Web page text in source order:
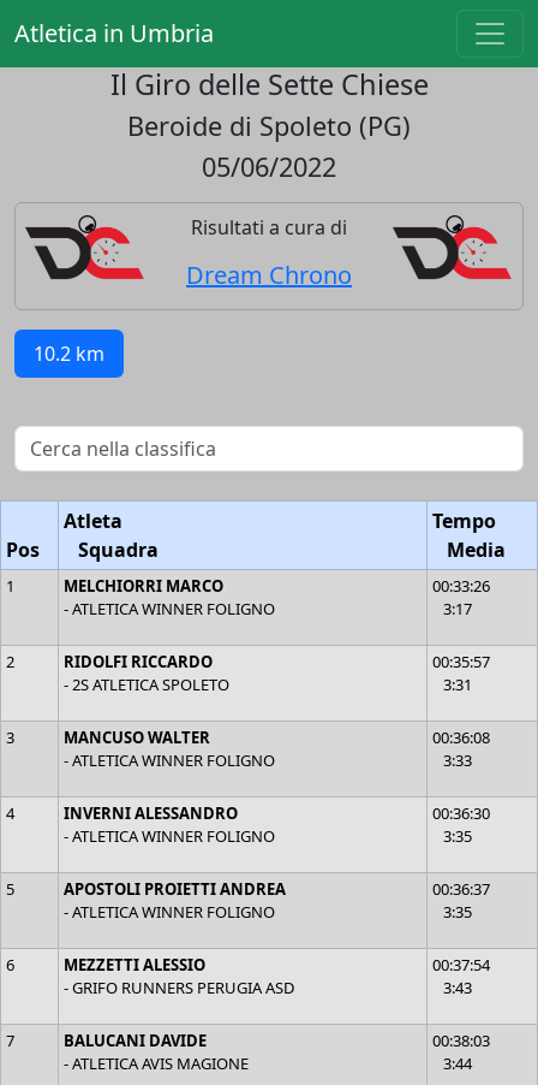
Atletica in Umbria
Il Giro delle Sette Chiese
Beroide di Spoleto (PG)
05/06/2022
Risultati a cura di
Dream Chrono
10.2 km
Pos
Atleta
Squadra
Tempo
Media
1
MELCHIORRI MARCO
- ATLETICA WINNER FOLIGNO
00:33:26
3:17
2
RIDOLFI RICCARDO
- 2S ATLETICA SPOLETO
00:35:57
3:31
3
MANCUSO WALTER
- ATLETICA WINNER FOLIGNO
00:36:08
3:33
4
INVERNI ALESSANDRO
- ATLETICA WINNER FOLIGNO
00:36:30
3:35
5
APOSTOLI PROIETTI ANDREA
- ATLETICA WINNER FOLIGNO
00:36:37
3:35
6
MEZZETTI ALESSIO
- GRIFO RUNNERS PERUGIA ASD
00:37:54
3:43
7
BALUCANI DAVIDE
- ATLETICA AVIS MAGIONE
00:38:03
3:44